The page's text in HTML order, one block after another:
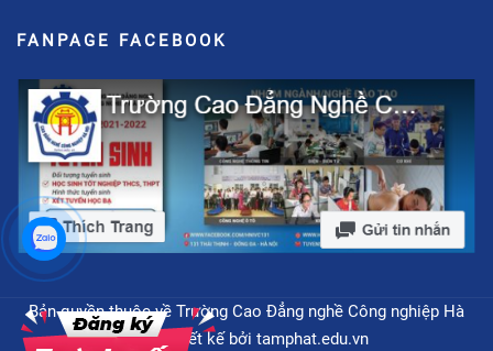
FANPAGE FACEBOOK
Bản quyền thuộc về Trường Cao Đẳng nghề Công nghiệp Hà
Nội - Thiết kế bởi tamphat.edu.vn